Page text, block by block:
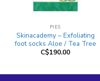
PIES
Skinacademy – Exfoliating
foot socks Aloe / Tea Tree
C$190.00